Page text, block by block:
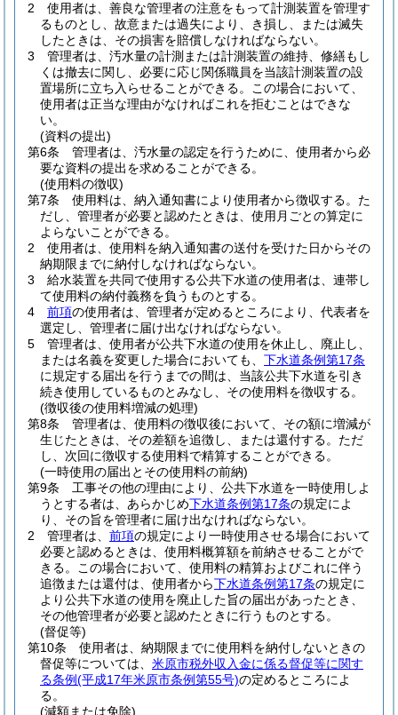
2
使用者は、善良な管理者の注意をもって計測装置を管理す
るものとし、故意または過失により、き損し、または滅失
したときは、その損害を賠償しなければならない。
3
管理者は、汚水量の計測または計測装置の維持、修繕もし
くは撤去に関し、必要に応じ関係職員を当該計測装置の設
置場所に立ち入らせることができる。
この場合において、
使用者は正当な理由がなければこれを拒むことはできな
い。
(資料の提出)
第6条
管理者は、汚水量の認定を行うために、使用者から必
要な資料の提出を求めることができる。
(使用料の徴収)
第7条
使用料は、納入通知書により使用者から徴収する。 た
だし、管理者が必要と認めたときは、使用月ごとの算定に
よらないことができる。
2
使用者は、使用料を納入通知書の送付を受けた日からその
納期限までに納付しなければならない。
3
給水装置を共同で使用する公共下水道の使用者は、連帯し
て使用料の納付義務を負うものとする。
4
前項の使用者は、管理者が定めるところにより、代表者を
選定し、管理者に届け出なければならない。
5
管理者は、使用者が公共下水道の使用を休止し、廃止し、
または名義を変更した場合においても、 下水道条例第17条
に規定する届出を行うまでの間は、当該公共下水道を引き
続き使用しているものとみなし、その使用料を徴収する。
(徴収後の使用料増減の処理)
第8条
管理者は、使用料の徴収後において、その額に増減が
生じたときは、その差額を追徴し、または還付する。 ただ
し、次回に徴収する使用料で精算することができる。
(一時使用の届出とその使用料の前納)
第9条
工事その他の理由により、公共下水道を一時使用しよ
うとする者は、あらかじめ下水道条例第17条の規定によ
り、その旨を管理者に届け出なければならない。
2
管理者は、 前項の規定により一時使用させる場合において
必要と認めるときは、使用料概算額を前納させることがで
きる。
この場合において、使用料の精算およびこれに伴う
追徴または還付は、使用者から下水道条例第17条の規定に
より公共下水道の使用を廃止した旨の届出があったとき、
その他管理者が必要と認めたときに行うものとする。
(督促等)
第10条
使用者は、納期限までに使用料を納付しないときの
督促等については、 米原市税外収入金に係る督促等に関す
る条例(平成17年米原市条例第55号)の定めるところによ
る。
(減額または免除)